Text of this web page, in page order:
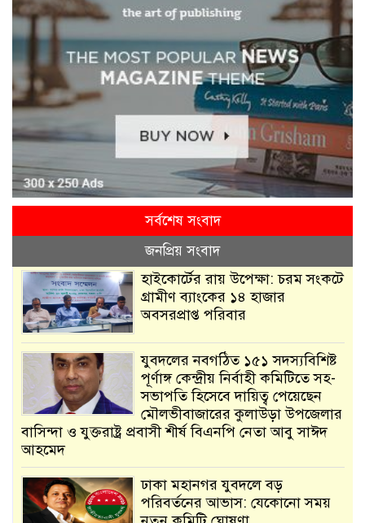
সর্বশেষ সংবাদ
জনপ্রিয় সংবাদ
হাইকোর্টের রায় উপেক্ষা: চরম সংকটে
গ্রামীণ ব্যাংকের ১৪ হাজার
অবসরপ্রাপ্ত পরিবার
যুবদলের নবগঠিত ১৫১ সদস্যবিশিষ্ট
পূর্ণাঙ্গ কেন্দ্রীয় নির্বাহী কমিটিতে সহ-
সভাপতি হিসেবে দায়িত্ব পেয়েছেন
মৌলভীবাজারের কুলাউড়া উপজেলার
বাসিন্দা ও যুক্তরাষ্ট্র প্রবাসী শীর্ষ বিএনপি নেতা আবু সাঈদ
আহমেদ
ঢাকা মহানগর যুবদলে বড়
পরিবর্তনের আভাস: যেকোনো সময়